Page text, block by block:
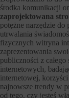
środka komunikacji
zaprojektowana
potężne narzędzie
utrwalania
fizycznych witryna
zaprezentowania
publiczności z
internetowych,
internetowej,
najnowsze trendy w
od tego, czy jesteś